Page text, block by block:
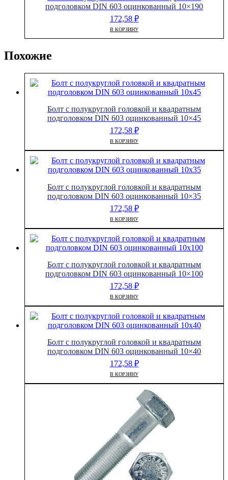
подголовком DIN 603 оцинкованный 10×190
172,58 ₽
В КОРЗИНУ
Похожие
Болт с полукруглой головкой и квадратным
подголовком DIN 603 оцинкованный 10×45
172,58 ₽
В КОРЗИНУ
Болт с полукруглой головкой и квадратным
подголовком DIN 603 оцинкованный 10×35
172,58 ₽
В КОРЗИНУ
Болт с полукруглой головкой и квадратным
подголовком DIN 603 оцинкованный 10×100
172,58 ₽
В КОРЗИНУ
Болт с полукруглой головкой и квадратным
подголовком DIN 603 оцинкованный 10×40
172,58 ₽
В КОРЗИНУ